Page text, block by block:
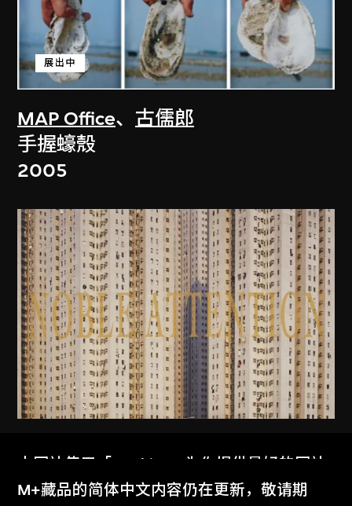
MAP Office、 古儒郎
展出中
手握蠔殼
2005
2006
本网站使用「Cookies」为你提供最好的网站
体验。
M+藏品的简体中文内容仍在更新，敬请期